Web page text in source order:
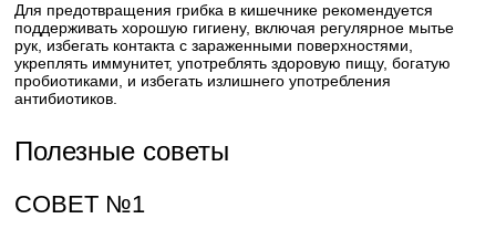
Для предотвращения грибка в кишечнике рекомендуется
поддерживать хорошую гигиену, включая регулярное мытье
рук, избегать контакта с зараженными поверхностями,
укреплять иммунитет, употреблять здоровую пищу, богатую
пробиотиками, и избегать излишнего употребления
антибиотиков.
Полезные советы
СОВЕТ №1